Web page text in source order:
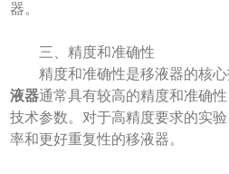
器。
三、精度和准确性
精度和准确性是移液器的核心
液器通常具有较高的精度和准确
技术参数。对于高精度要求的实
率和更好重复性的移液器。